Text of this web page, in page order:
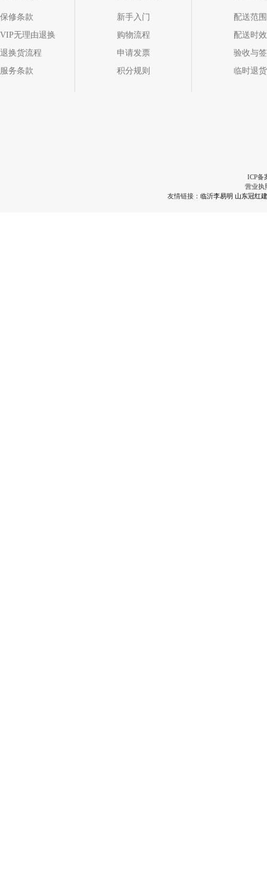
保修条款
VIP无理由退换
退换货流程
服务条款
新手入门
购物流程
申请发票
积分规则
配送范围
配送时效
验收与
临时退货
ICP备
营业执
友情链接： 临沂李易明 山东冠红